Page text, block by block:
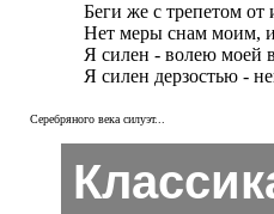
Беги же с трепетом от
Нет меры снам моим, и
Я силен - волею моей
Я силен дерзостью -
Серебряного века силуэт...